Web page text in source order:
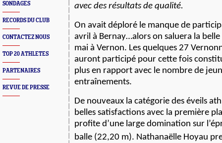
SONDAGES
RECORDS DU CLUB
CONTACTEZ NOUS
TOP 20 ATHLETES
PARTENAIRES
REVUE DE PRESSE
avec des résultats de qualité.
On avait déploré le manque de
avril à Bernay…alors on saluera la
mai à Vernon. Les quelques 27
auront participé pour cette fois
plus en rapport avec le nombre de
entraînements.
De nouveaux la catégorie des éveils
belles satisfactions avec la première
profite d’une large domination sur
balle (22,20 m). Nathanaëlle Hoyau